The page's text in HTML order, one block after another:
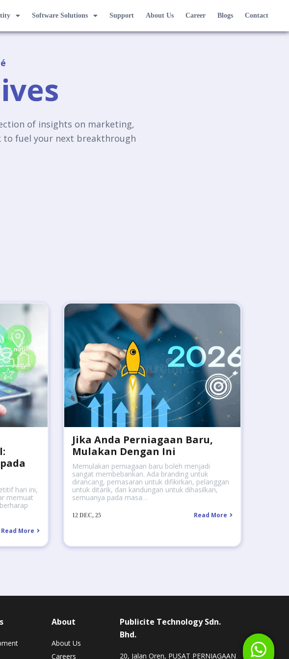
Software Solutions Support About Us Career Blogs Contact
of insights on marketing,
fuel your next breakthrough
hari ini,
memuat
Read More
Jika Anda Perniagaan Baru,
Mulakan Dengan Ini
12 DEC, 25
Memulakan perniagaan baru boleh menjadi
sangat membebankan. Ada branding untuk
dirancang, pemasaran untuk difikirkan, pelanggan
untuk ditarik, dan kandungan untuk dihasilkan,
semuanya pada masa…
Read More
About
About Us
Careers
Publicite Technology Sdn.
Bhd.
20, Jalan Oren, PUSAT PERNIAGAAN